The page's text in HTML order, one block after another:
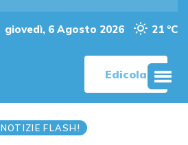
giovedì, 6 Agosto 2026 21 °C
Edicola
NOTIZIE FLASH!